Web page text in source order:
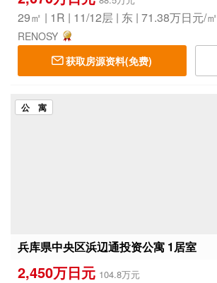
29㎡ | 1R | 11/12层 | 东 | 71.38万日元/㎡
RENOSY
获取房源资料(免费)
公 寓
兵库県中央区浜辺通投资公寓 1居室
2,450万日元 104.8万元